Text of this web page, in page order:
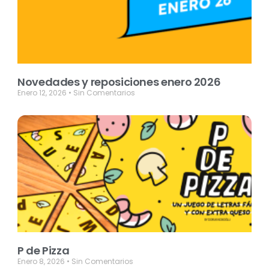
Novedades y reposiciones enero 2026
Enero 12, 2026 Sin Comentarios
P de Pizza
Enero 8, 2026 Sin Comentarios